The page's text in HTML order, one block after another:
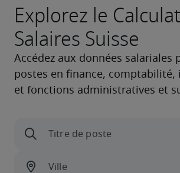
Explorez le
Salaires Suisse